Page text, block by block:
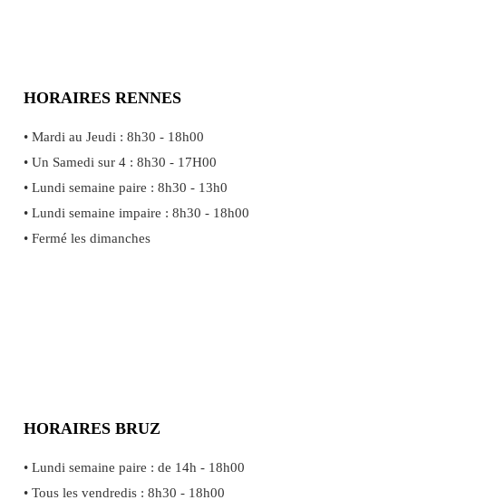
HORAIRES RENNES
• Mardi au Jeudi : 8h30 - 18h00
• Un Samedi sur 4 : 8h30 - 17H00
• Lundi semaine paire : 8h30 - 13h0
• Lundi semaine impaire : 8h30 - 18h00
• Fermé les dimanches
HORAIRES BRUZ
• Lundi semaine paire : de 14h - 18h00
• Tous les vendredis : 8h30 - 18h00